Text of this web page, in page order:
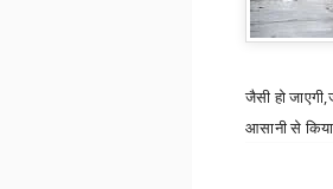
जैसी हो जाएगी,
आसानी से